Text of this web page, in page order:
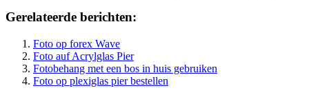
Gerelateerde berichten:
Foto op forex Wave
Foto auf Acrylglas Pier
Fotobehang met een bos in huis gebruiken
Foto op plexiglas pier bestellen